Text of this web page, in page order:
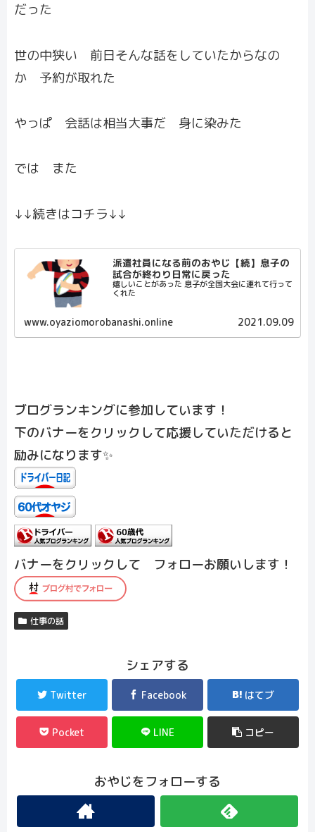
だった
世の中狭い 前日そんな話をしていたからなの
か 予約が取れた
やっぱ 会話は相当大事だ 身に染みた
では また
↓↓続きはコチラ↓↓
派遣社員になる前のおやじ【続】息子の
試合が終わり日常に戻った
嬉しいことがあった 息子が全国大会に連れて行って
くれた
www.oyaziomorobanashi.online 2021.09.09
ブログランキングに参加しています！
下のバナーをクリックして応援していただけると
励みになります✨
バナーをクリックして フォローお願いします！
仕事の話
シェアする
Twitter Facebook はてブ
Pocket LINE コピー
おやじをフォローする